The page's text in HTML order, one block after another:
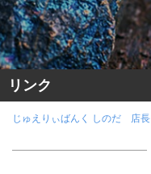
リンク
ホームページに戻る
ヤフーオークションへ
じゅえりぃばんく しのだ 店